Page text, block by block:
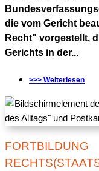
die vom Gericht
Recht" vorgestellt,
Gerichts in der...
>>> Weiterlesen
FORTBILDUNG